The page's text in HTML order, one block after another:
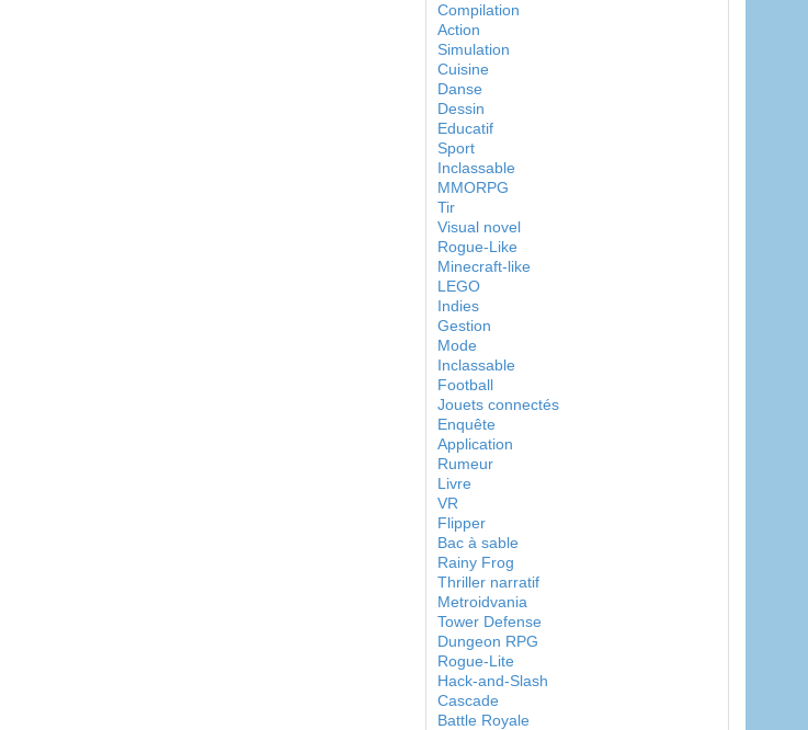
Compilation
Action
Simulation
Cuisine
Danse
Dessin
Educatif
Sport
Inclassable
MMORPG
Tir
Visual novel
Rogue-Like
Minecraft-like
LEGO
Indies
Gestion
Mode
Inclassable
Football
Jouets connectés
Enquête
Application
Rumeur
Livre
VR
Flipper
Bac à sable
Rainy Frog
Thriller narratif
Metroidvania
Tower Defense
Dungeon RPG
Rogue-Lite
Hack-and-Slash
Cascade
Battle Royale